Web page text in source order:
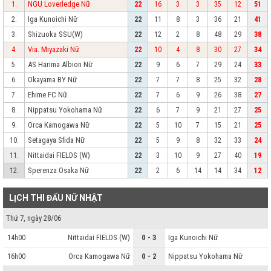
1. NGU Loverledge Nữ 22 16 3 3 35 12
51
2.
Iga Kunoichi Nữ 22 11 8 3 36 21
41
3.
Shizuoka SSU(W) 22 12 2 8 48 29
38
4.
Via. Miyazaki Nữ 22 10 4 8 30 27
34
5.
AS Harima Albion Nữ 22 9 6 7 29 24
33
6.
Okayama BY Nữ 22 7 7 8 25 32
28
7.
Ehime FC Nữ 22 7 6 9 26 38
27
8.
Nippatsu Yokohama Nữ 22 6 7 9 21 27
25
9.
Orca Kamogawa Nữ 22 5 10 7 15 21
25
10.
Setagaya Sfida Nữ 22 5 9 8 32 33
24
11.
Nittaidai FIELDS (W) 22 3 10 9 27 40
19
12.
Sperenza Osaka Nữ 22 2 6 14 14 34 12
LỊCH THI ĐẤU NỮ NHẬT
Thứ 7, ngày 28/06
14h00 Nittaidai FIELDS (W) 0 - 3 Iga Kunoichi Nữ
16h00 Orca Kamogawa Nữ 0 - 2 Nippatsu Yokohama Nữ